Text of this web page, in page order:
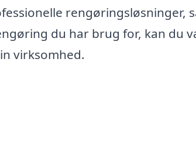
rengøringsløsninger,
du har brug for, kan du
virksomhed.